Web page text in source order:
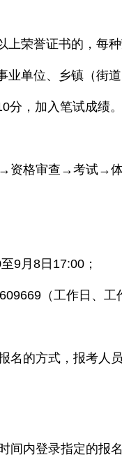
上荣誉证书的，每种
业单位、乡镇（街
分，加入笔试成绩。
资格审查→考试→
9月8日17:00；
（工作日、工
名的方式，报考人
间内登录指定的报